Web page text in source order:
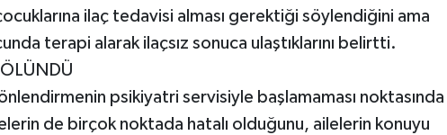
ilaç tedavisi alması gerektiği söylendiğini ama
terapi alarak ilaçsız sonuca ulaştıklarını belirtti.
psikiyatri servisiyle başlamaması noktasında
de birçok noktada hatalı olduğunu, ailelerin konuyu